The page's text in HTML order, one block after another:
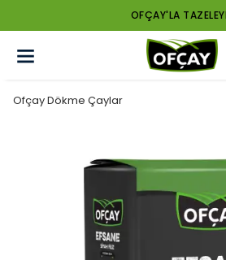
OFÇAY'LA
Ofçay Dökme Çaylar